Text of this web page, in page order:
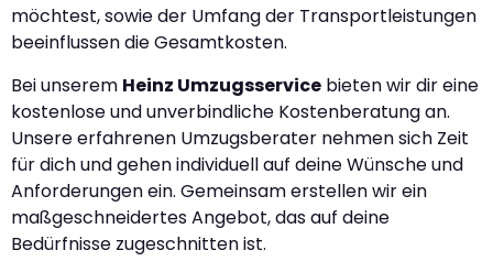
möchtest, sowie der Umfang der Transportleistungen
beeinflussen die Gesamtkosten.
Bei unserem Heinz Umzugsservice bieten wir dir eine
kostenlose und unverbindliche Kostenberatung an.
Unsere erfahrenen Umzugsberater nehmen sich Zeit
für dich und gehen individuell auf deine Wünsche und
Anforderungen ein. Gemeinsam erstellen wir ein
maßgeschneidertes Angebot, das auf deine
Bedürfnisse zugeschnitten ist.